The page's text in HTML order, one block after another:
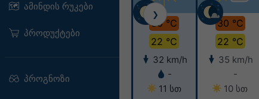
ამინდის რუკები
პროდუქტები
პროგნოზი
30 °C
22 °C
32 km/h
-
11 სთ
30 °C
22 °C
35 km/h
-
10 სთ
❯